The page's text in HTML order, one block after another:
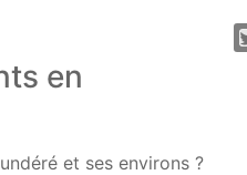
en
et ses environs ?